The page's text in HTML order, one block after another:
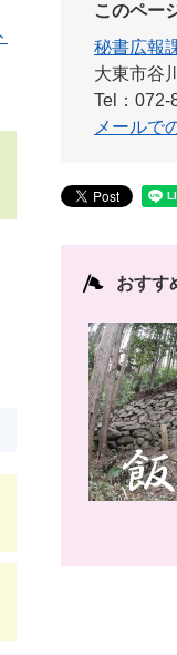
このペー
秘書広報
大東市谷
Tel：072-
メールで
おすす